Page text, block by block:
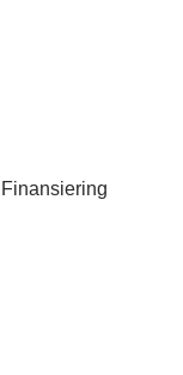
Finansiering